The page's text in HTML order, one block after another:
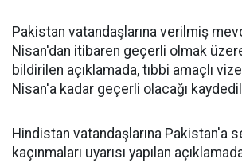
Pakistan vatandaşlarına verilmiş
Nisan'dan itibaren geçerli olmak
bildirilen açıklamada, tıbbi amaçlı
Nisan'a kadar geçerli olacağı
Hindistan vatandaşlarına Pakistan'a
kaçınmaları uyarısı yapılan